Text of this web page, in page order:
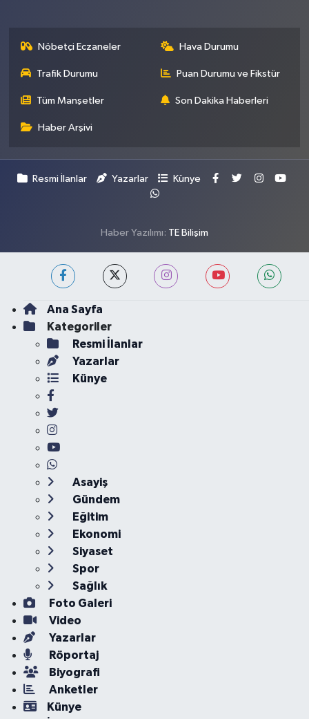
Nöbetçi Eczaneler Hava Durumu
Trafik Durumu Puan Durumu ve Fikstür
Tüm Manşetler Son Dakika Haberleri
Haber Arşivi
Resmi İlanlar Yazarlar Künye
Haber Yazılımı: TE Bilişim
Ana Sayfa
Kategoriler
Resmi İlanlar
Yazarlar
Künye
Asayiş
Gündem
Eğitim
Ekonomi
Siyaset
Spor
Sağlık
Foto Galeri
Video
Yazarlar
Röportaj
Biyografi
Anketler
Künye